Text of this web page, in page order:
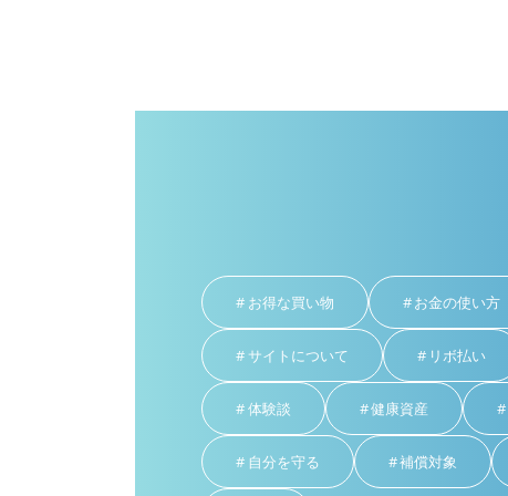
お得な買い物 お金の使い方
サイトについて リボ払い
体験談 健康資産
自分を守る 補償対象